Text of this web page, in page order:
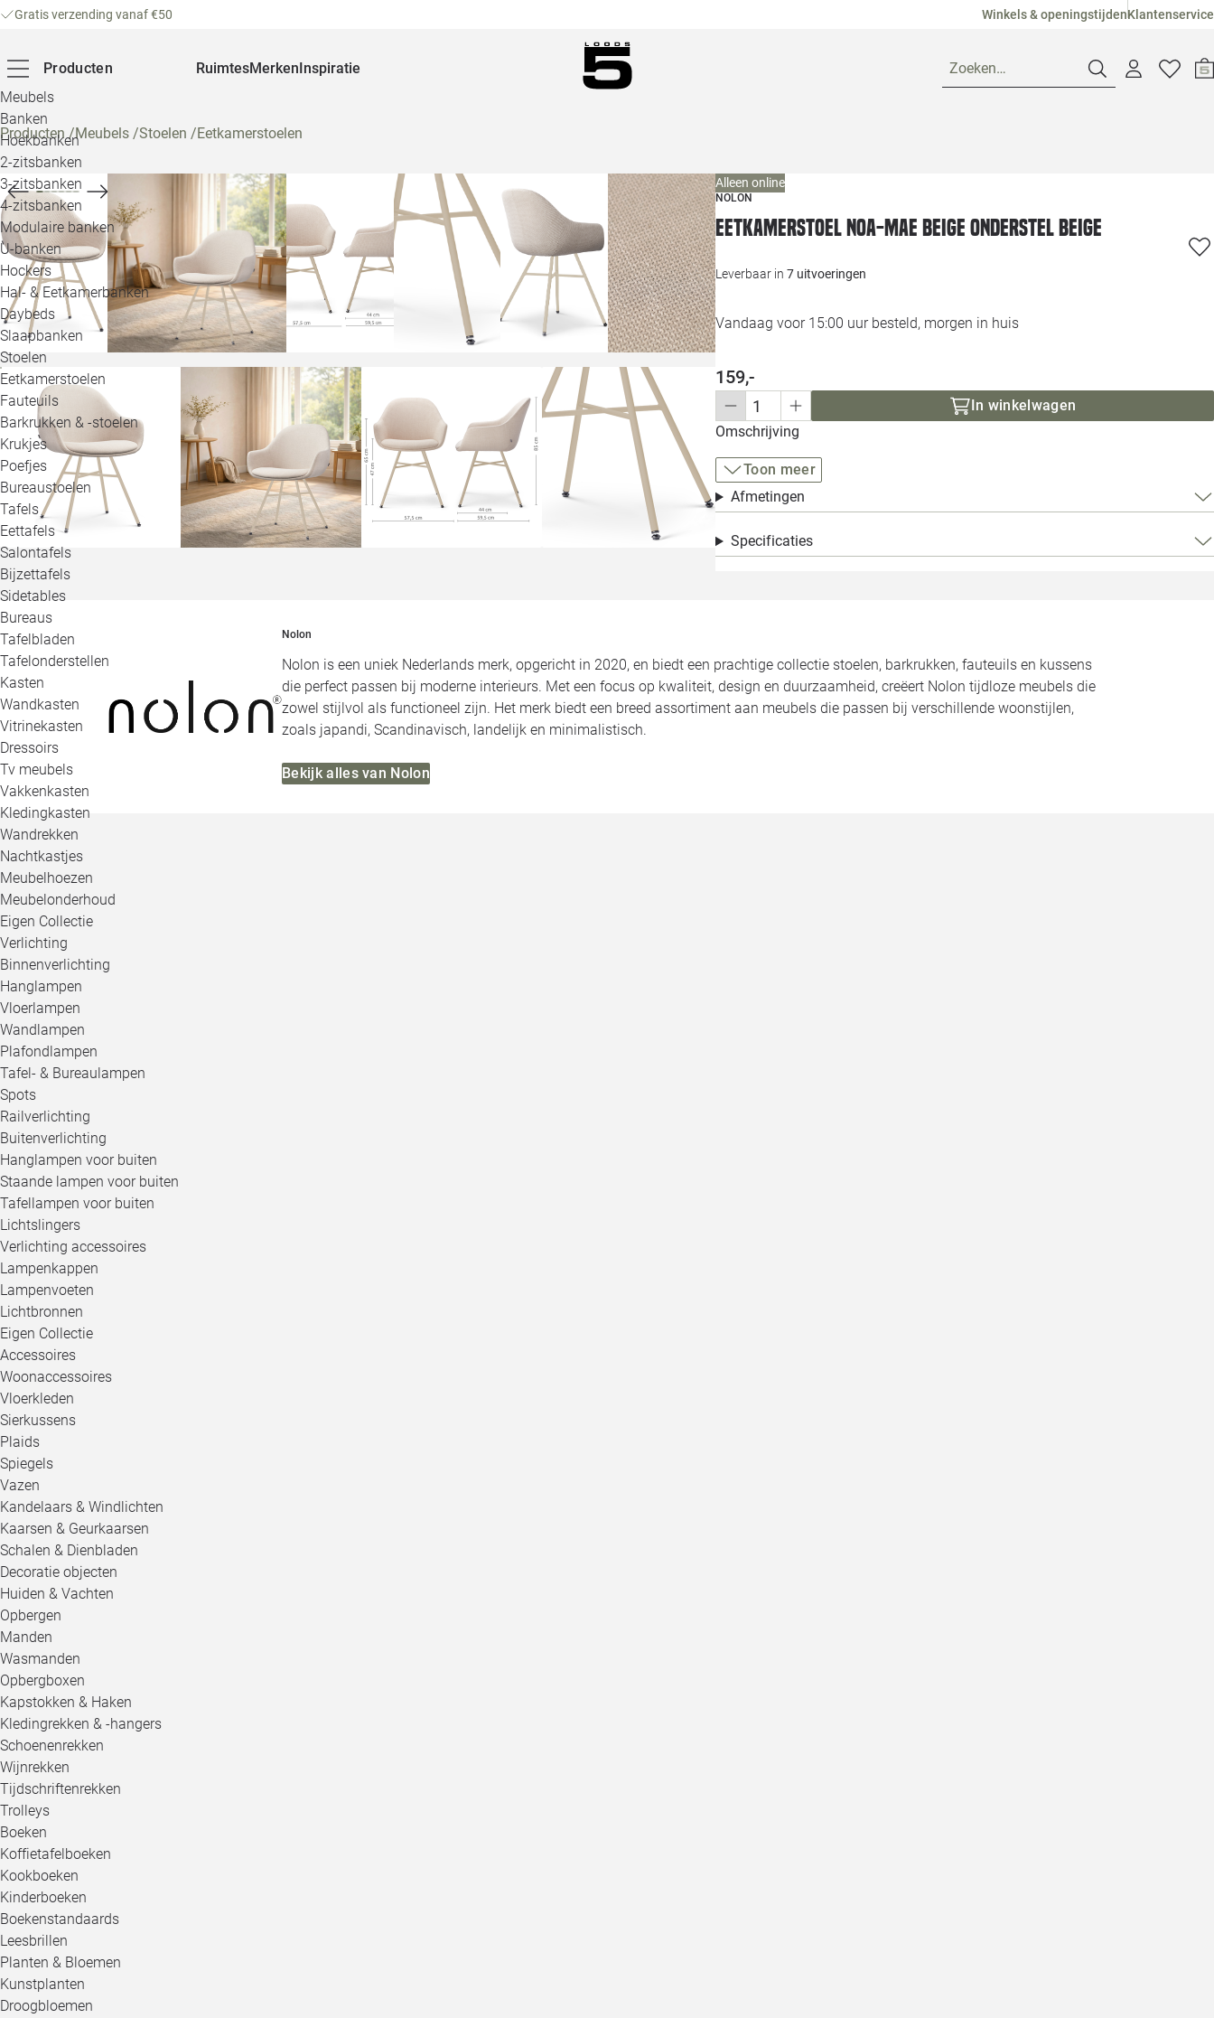
Gratis verzending vanaf €50 Winkels & openingstijdenKlantenservice
Producten
Meubels
Banken
Hoekbanken
2-zitsbanken
3-zitsbanken
4-zitsbanken
Modulaire banken
U-banken
Hockers
Hal- & Eetkamerbanken
Daybeds
Slaapbanken
Stoelen
Eetkamerstoelen
Fauteuils
Barkrukken & -stoelen
Krukjes
Poefjes
Bureaustoelen
Tafels
Eettafels
Salontafels
Bijzettafels
Sidetables
Bureaus
Tafelbladen
Tafelonderstellen
Kasten
Wandkasten
Vitrinekasten
Dressoirs
Tv meubels
Vakkenkasten
Kledingkasten
Wandrekken
Nachtkastjes
Meubelhoezen
Meubelonderhoud
Eigen Collectie
Verlichting
Binnenverlichting
Hanglampen
Vloerlampen
Wandlampen
Plafondlampen
Tafel- & Bureaulampen
Spots
Railverlichting
Buitenverlichting
Hanglampen voor buiten
Staande lampen voor buiten
Tafellampen voor buiten
Lichtslingers
Verlichting accessoires
Lampenkappen
Lampenvoeten
Lichtbronnen
Eigen Collectie
Accessoires
Woonaccessoires
Vloerkleden
Sierkussens
Plaids
Spiegels
Vazen
Kandelaars & Windlichten
Kaarsen & Geurkaarsen
Schalen & Dienbladen
Decoratie objecten
Huiden & Vachten
Opbergen
Manden
Wasmanden
Opbergboxen
Kapstokken & Haken
Kledingrekken & -hangers
Schoenenrekken
Wijnrekken
Tijdschriftenrekken
Trolleys
Boeken
Koffietafelboeken
Kookboeken
Kinderboeken
Boekenstandaards
Leesbrillen
Planten & Bloemen
Kunstplanten
Droogbloemen
RuimtesMerkenInspiratie Zoeken…
Alle
Producten/Meubels /Stoelen /Eetkamerstoelen
Alleen online
NOLON
Eetkamerstoel Noa-Mae beige onderstel beige
Leverbaar in 7 uitvoeringen
Vandaag voor 15:00 uur besteld, morgen in huis
159,-
In winkelwagen
Omschrijving
Toon meer
Afmetingen
Specificaties
Nolon
Nolon is een uniek Nederlands merk, opgericht in 2020, en biedt een prachtige collectie stoelen, barkrukken, fauteuils en kussens
die perfect passen bij moderne interieurs. Met een focus op kwaliteit, design en duurzaamheid, creëert Nolon tijdloze meubels die
zowel stijlvol als functioneel zijn. Het merk biedt een breed assortiment aan meubels die passen bij verschillende woonstijlen,
zoals japandi, Scandinavisch, landelijk en minimalistisch.
Bekijk alles van Nolon